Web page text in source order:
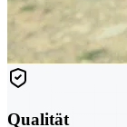
Qualität